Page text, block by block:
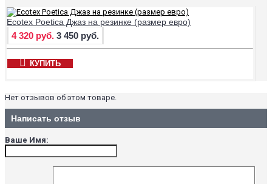
Ecotex Poetica Джаз на резинке (размер евро)
4 320 руб. 3 450 руб.
КУПИТЬ
Нет отзывов об этом товаре.
Написать отзыв
Ваше Имя: